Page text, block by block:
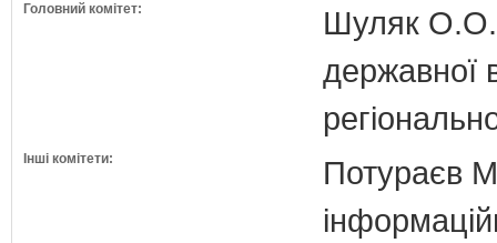
Головний комітет:
Шуляк О.О.
державної
Інші комітети:
Потураєв